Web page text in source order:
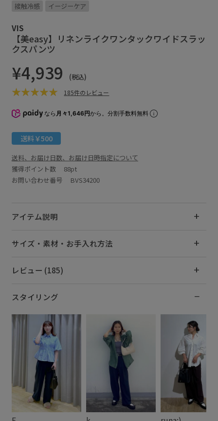
接触冷感 イージーケア
VIS
【美easy】リネンライクワンタックワイドスラッ
クスパンツ
¥4,939 (税込)
185件のレビュー
なら 月々1,646円から。分割手数料無料
送料￥500
送料、お届け日数、お届け日時指定について
獲得ポイント数 88pt
お問い合わせ番号 BVS34200
アイテム説明
サイズ・素材・お手入れ方法
レビュー (185)
スタイリング